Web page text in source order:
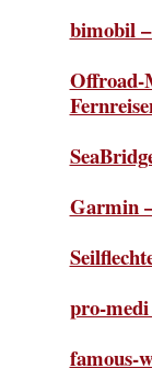
bimobil
Offroad-
Garmin
pro-
famous-